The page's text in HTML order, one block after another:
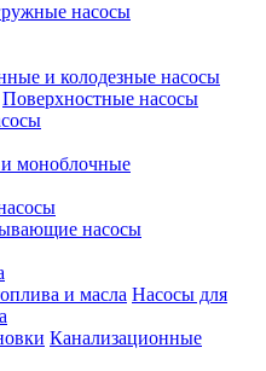
насосы
и колодезные насосы
Поверхностные насосы
моноблочные
насосы
Насосы для
Канализационные